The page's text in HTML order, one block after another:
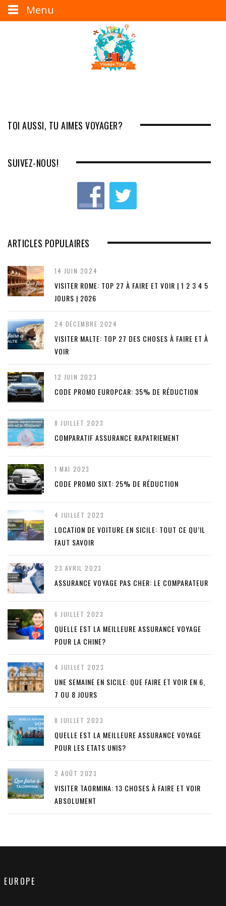
TOI AUSSI, TU AIMES VOYAGER?
SUIVEZ-NOUS!
ARTICLES POPULAIRES
14 JUIN 2024
VISITER ROME: TOP 27 À FAIRE ET VOIR | 1 2 3 4 5
JOURS | 2026
24 DÉCEMBRE 2024
VISITER MALTE: TOP 27 DES CHOSES À FAIRE ET À
VOIR
12 JUIN 2023
CODE PROMO EUROPCAR: 35% DE RÉDUCTION
8 JUILLET 2023
COMPARATIF ASSURANCE RAPATRIEMENT
1 MAI 2023
CODE PROMO SIXT: 25% DE RÉDUCTION
4 JUILLET 2023
LOCATION DE VOITURE EN SICILE: TOUT CE QU’IL
FAUT SAVOIR
23 AVRIL 2023
ASSURANCE VOYAGE PAS CHER: LE COMPARATEUR
6 JUILLET 2023
QUELLE EST LA MEILLEURE ASSURANCE VOYAGE
POUR LA CHINE?
4 JUILLET 2023
UNE SEMAINE EN SICILE: QUE FAIRE ET VOIR EN 6,
7 OU 8 JOURS
8 JUILLET 2023
QUELLE EST LA MEILLEURE ASSURANCE VOYAGE
POUR LES ETATS UNIS?
2 AOÛT 2023
VISITER TAORMINA: 13 CHOSES À FAIRE ET VOIR
ABSOLUMENT
EUROPE
Menu